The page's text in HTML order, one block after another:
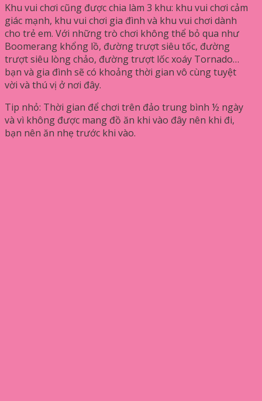
Khu vui chơi cũng được chia làm 3 khu: khu vui chơi cảm
giác mạnh, khu vui chơi gia đình và khu vui chơi dành
cho trẻ em. Với những trò chơi không thể bỏ qua như
Boomerang khổng lồ, đường trượt siêu tốc, đường
trượt siêu lòng chảo, đường trượt lốc xoáy Tornado…
bạn và gia đình sẽ có khoảng thời gian vô cùng tuyệt
vời và thú vị ở nơi đây.
Tip nhỏ: Thời gian để chơi trên đảo trung bình ½ ngày
và vì không được mang đồ ăn khi vào đây nên khi đi,
bạn nên ăn nhẹ trước khi vào.